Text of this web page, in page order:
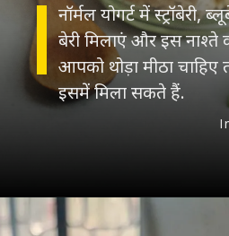
नॉर्मल योगर्ट में स्ट्रॉबेरी,
बेरी मिलाएं और इस
आपको थोड़ा मीठा